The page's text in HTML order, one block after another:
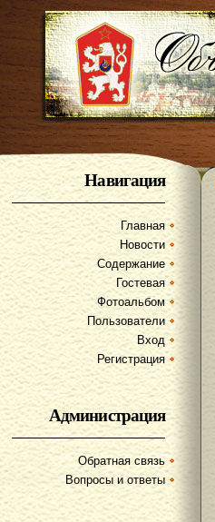
Навигация
Главная
Новости
Содержание
Гостевая
Фотоальбом
Пользователи
Вход
Регистрация
Администрация
Обратная связь
Вопросы и ответы